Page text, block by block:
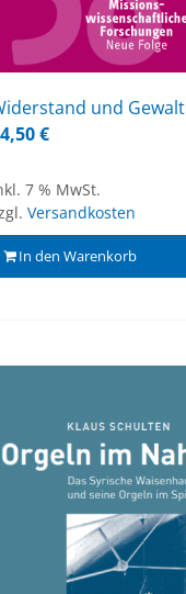
und Ge­walt
€
7 % MwSt.
Versandkosten
In den Warenkorb